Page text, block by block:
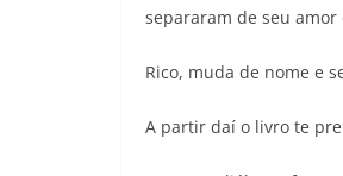
separaram de seu amor
Rico, muda de nome e
A partir daí o livro te